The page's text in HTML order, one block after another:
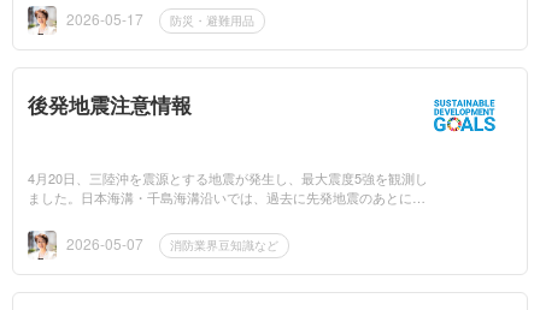
して利用で...2026-05-17 防災・避難用品
後発地震注意情報
4月20日、三陸沖を震源とする地震が発生し、最大震度5強を観測し
ました。日本海溝・千島海溝沿いでは、過去に先発地震のあとに巨
道・三陸沖後...
2026-05-07 消防業界豆知識など